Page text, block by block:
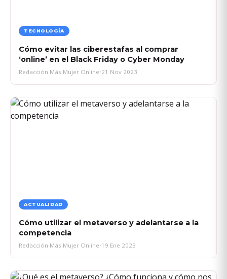
TECNOLOGÍA
Cómo evitar las ciberestafas al comprar
‘online’ en el Black Friday o Cyber Monday
Redacción Más Mujer Online•21 Nov 2023
ACTUALIDAD
Cómo utilizar el metaverso y adelantarse a la
competencia
Redacción Más Mujer Online•19 Ene 2023